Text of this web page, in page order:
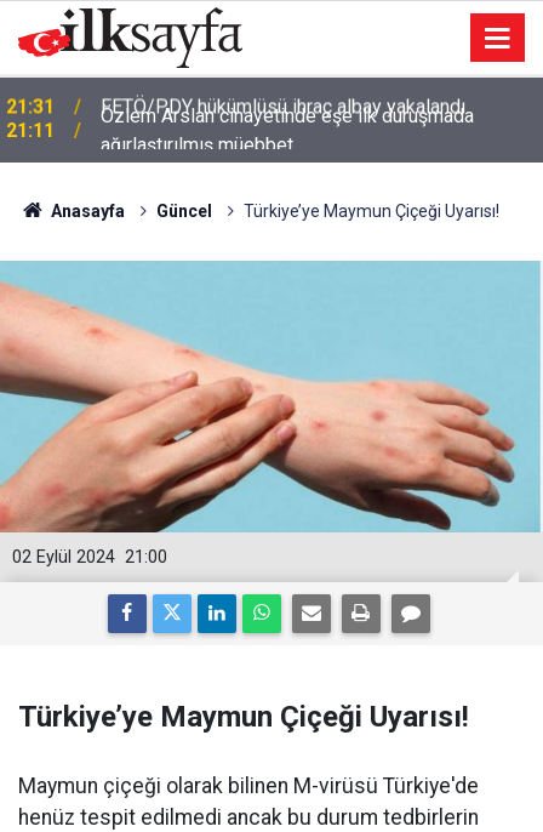
21:11
Özlem Arslan cinayetinde eşe ilk duruşmada
ağırlaştırılmış müebbet
Anasayfa Güncel Türkiye’ye Maymun Çiçeği Uyarısı!
21:00
02 Eylül 2024
Türkiye’ye Maymun Çiçeği Uyarısı!
Maymun çiçeği olarak bilinen M-virüsü Türkiye'de
henüz tespit edilmedi ancak bu durum tedbirlerin